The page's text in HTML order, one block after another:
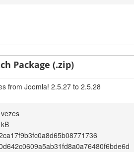
Package (.zip)
from Joomla! 2.5.27 to 2.5.28